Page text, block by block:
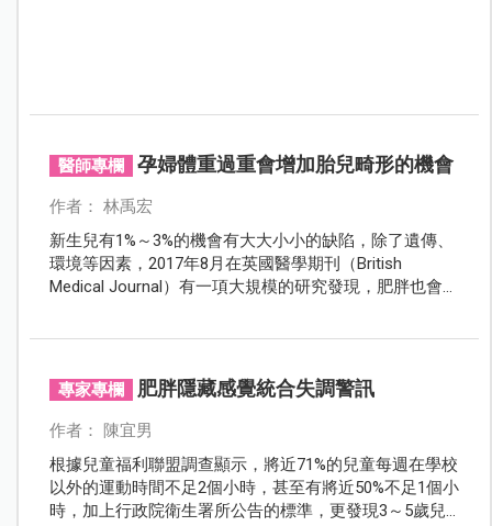
醫師專欄 孕婦體重過重會增加胎兒畸形的機會
作者： 林禹宏
新生兒有1%～3%的機會有大大小小的缺陷，除了遺傳、
環境等因素，2017年8月在英國醫學期刊（British
Medical Journal）有一項大規模的研究發現，肥胖也會增
專家專欄 肥胖隱藏感覺統合失調警訊
作者： 陳宜男
根據兒童福利聯盟調查顯示，將近71%的兒童每週在學校
以外的運動時間不足2個小時，甚至有將近50%不足1個小
時，加上行政院衛生署所公告的標準，更發現3～5歲兒